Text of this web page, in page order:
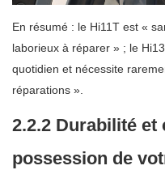
En résumé : le Hi11T est «
laborieux à réparer » ; le
quotidien et nécessite
réparations ».
2.2.2 Durabilité et
possession de